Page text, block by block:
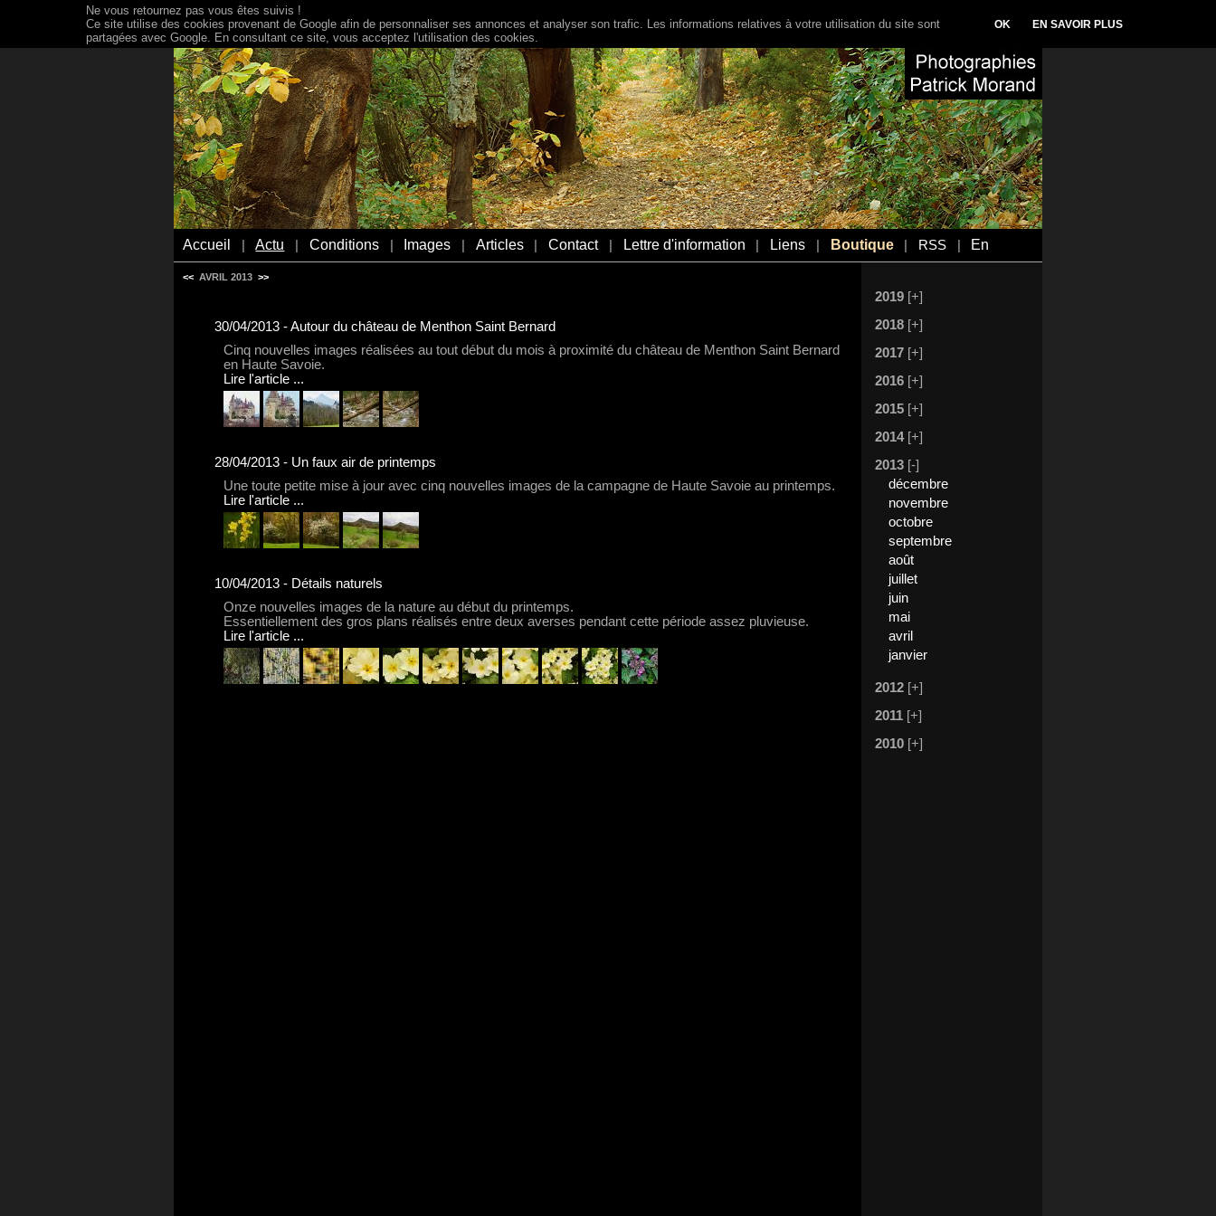
Accueil Actu Conditions Images Articles Contact Lettre d'information Liens Boutique RSS En
<< AVRIL 2013 >>
30/04/2013 - Autour du château de Menthon Saint Bernard
Cinq nouvelles images réalisées au tout début du mois à proximité du château de Menthon Saint Bernard
en Haute Savoie.
Lire l'article ...
28/04/2013 - Un faux air de printemps
Une toute petite mise à jour avec cinq nouvelles images de la campagne de Haute Savoie au printemps.
Lire l'article ...
10/04/2013 - Détails naturels
Onze nouvelles images de la nature au début du printemps.
Essentiellement des gros plans réalisés entre deux averses pendant cette période assez pluvieuse.
Lire l'article ...
2019 [+]
2018 [+]
2017 [+]
2016 [+]
2015 [+]
2014 [+]
2013 [-]
décembre
novembre
octobre
septembre
août
juillet
juin
mai
avril
janvier
2012 [+]
2011 [+]
2010 [+]
Ne vous retournez pas vous êtes suivis !
Ce site utilise des cookies provenant de Google afin de personnaliser ses annonces et analyser son trafic. Les informations relatives à votre utilisation du site sont
partagées avec Google. En consultant ce site, vous acceptez l'utilisation des cookies.
OK EN SAVOIR PLUS